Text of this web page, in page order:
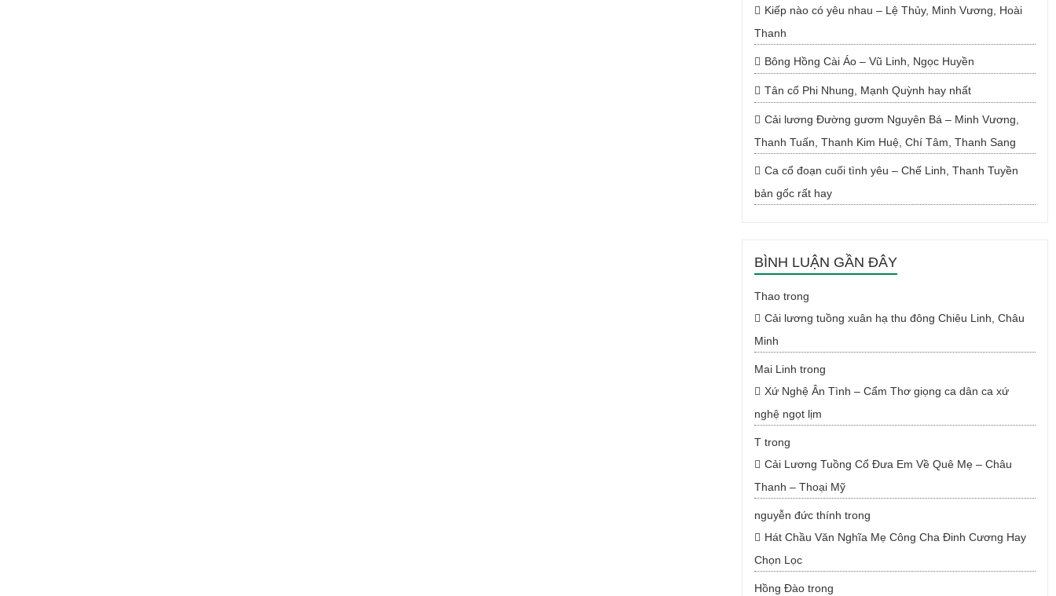
Kiếp nào có yêu nhau – Lệ Thủy, Minh Vương, Hoài
Thanh
Bông Hồng Cài Áo – Vũ Linh, Ngọc Huyền
Tân cổ Phi Nhung, Mạnh Quỳnh hay nhất
Cải lương Đường gươm Nguyên Bá – Minh Vương,
Thanh Tuấn, Thanh Kim Huệ, Chí Tâm, Thanh Sang
Ca cổ đoạn cuối tình yêu – Chế Linh, Thanh Tuyền
bản gốc rất hay
BÌNH LUẬN GẦN ĐÂY
Thaotrong
Cải lương tuồng xuân hạ thu đông Chiêu Linh, Châu
Minh
Mai Linh trong
Xứ Nghệ Ân Tình – Cẩm Thơ giọng ca dân ca xứ
nghệ ngọt lịm
Ttrong
Cải Lương Tuồng Cổ Đưa Em Về Quê Mẹ – Châu
Thanh – Thoại Mỹ
nguyễn đức thính trong
Hát Chầu Văn Nghĩa Mẹ Công Cha Đinh Cương Hay
Chọn Lọc
Hồng Đàotrong